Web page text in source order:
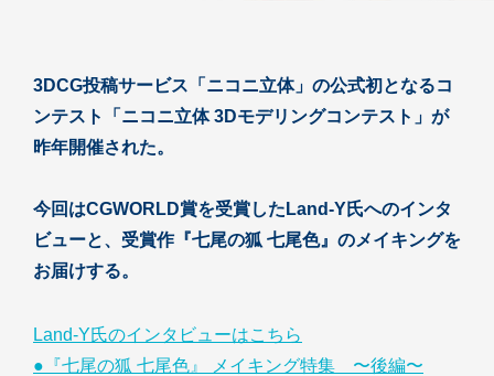
3DCG投稿サービス「ニコニ立体」の公式初となるコ
ンテスト「ニコニ立体 3Dモデリングコンテスト」が
昨年開催された。
今回はCGWORLD賞を受賞したLand-Y氏へのインタ
ビューと、受賞作『七尾の狐 七尾色』のメイキングを
お届けする。
Land-Y氏のインタビューはこちら
●『七尾の狐 七尾色』 メイキング特集 〜後編〜